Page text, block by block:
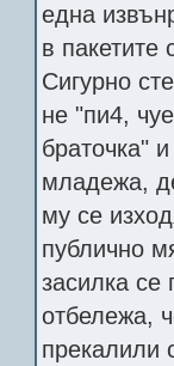
една
в
Сигурно
не "пи4,
браточка"
младежа,
му се
публично
засилка
отбележа,
прекалили